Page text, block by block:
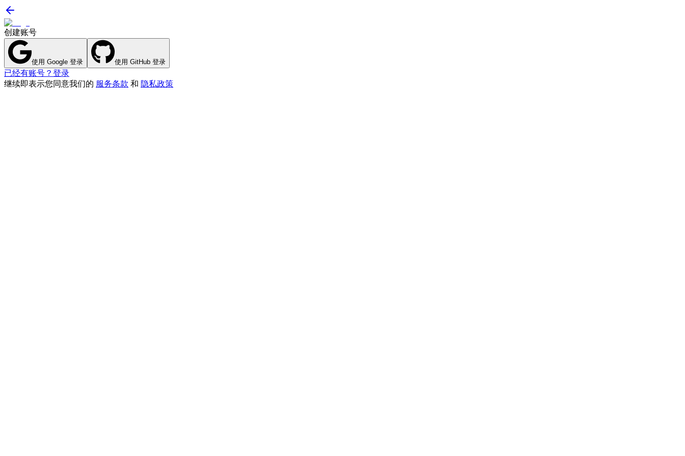
创建账号
使用 Google 登录 使用 GitHub 登录
已经有账号？登录
继续即表示您同意我们的 服务条款 和 隐私政策